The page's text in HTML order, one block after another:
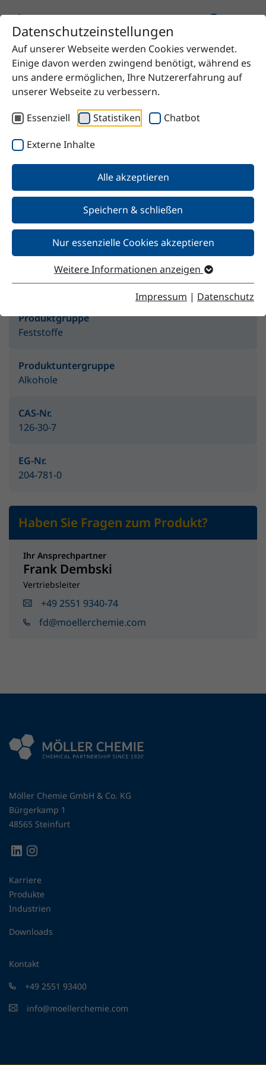
Datenschutzeinstellungen
Auf unserer Webseite werden Cookies verwendet.
Einige davon werden zwingend benötigt, während es
uns andere ermöglichen, Ihre Nutzererfahrung auf
unserer Webseite zu verbessern.
Essenziell
Statistiken Chatbot
Externe Inhalte
Alle akzeptieren
Speichern & schließen
Nur essenzielle Cookies akzeptieren
Weitere Informationen anzeigen
Impressum | Datenschutz
Startseite Produkt Neopentylglykol in Schuppen
Neopentylglykol in
Schuppen
Merkmale
Produktgruppe
Feststoffe
Produktuntergruppe
Alkohole
CAS-Nr.
126-30-7
EG-Nr.
204-781-0
Haben Sie Fragen zum Produkt?
Ihr Ansprechpartner
Frank Dembski
Vertriebsleiter
+49 2551 9340-74
fd@moellerchemie.com
Möller Chemie GmbH & Co. KG
Bürgerkamp 1
48565 Steinfurt
Karriere
Produkte
Industrien
Downloads
Kontakt
+49 2551 93400
info@moellerchemie.com